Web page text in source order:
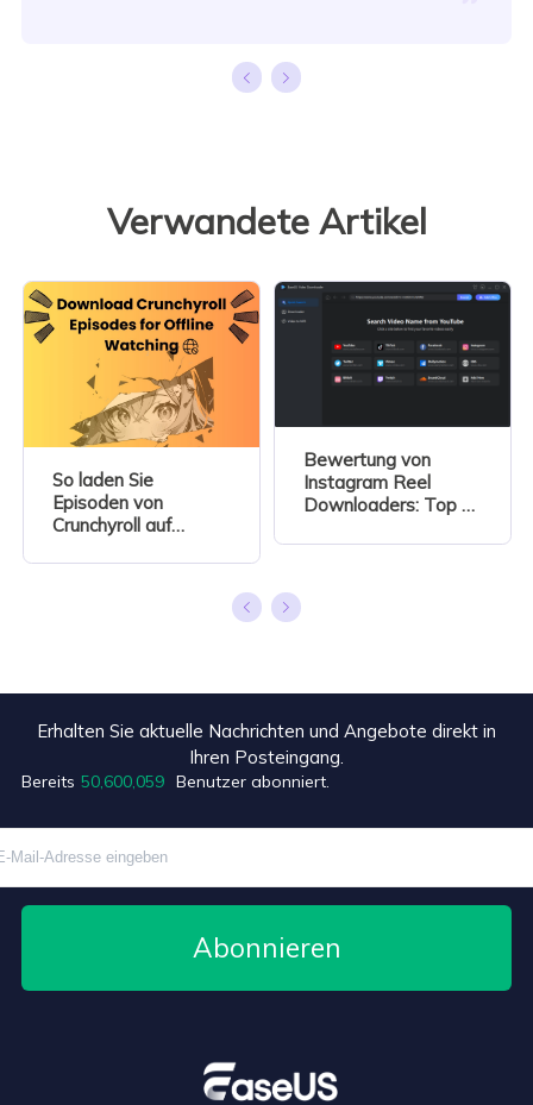
Verwandete Artikel
So laden Sie
Episoden von
Crunchyroll auf
Bewertung von
Instagram Reel
Downloaders: Top 5
Erhalten Sie aktuelle Nachrichten und Angebote direkt in
Ihren Posteingang.
Bereits 50,600,059 Benutzer abonniert.
Abonnieren
+6